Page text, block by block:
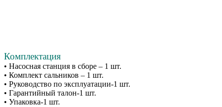
Комплектация
• Насосная станция в сборе – 1 шт.
• Комплект сальников – 1 шт.
• Руководство по эксплуатации-1 шт.
• Гарантийный талон-1 шт.
• Упаковка-1 шт.